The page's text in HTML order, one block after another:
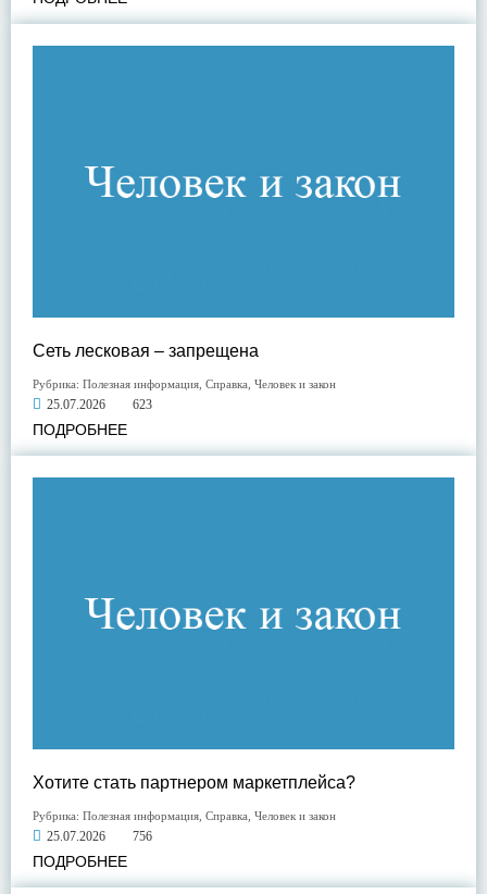
Сеть лесковая – запрещена
Рубрика: Полезная информация Справка Человек и закон
25.07.2026 623
ПОДРОБНЕЕ
Хотите стать партнером маркетплейса?
Рубрика: Полезная информация Справка Человек и закон
25.07.2026 756
ПОДРОБНЕЕ